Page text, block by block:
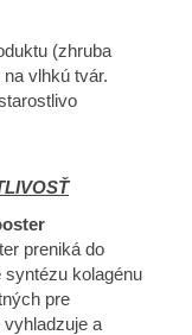
(zhruba
vlhkú tvár.
preniká do
kolagénu
pre
a